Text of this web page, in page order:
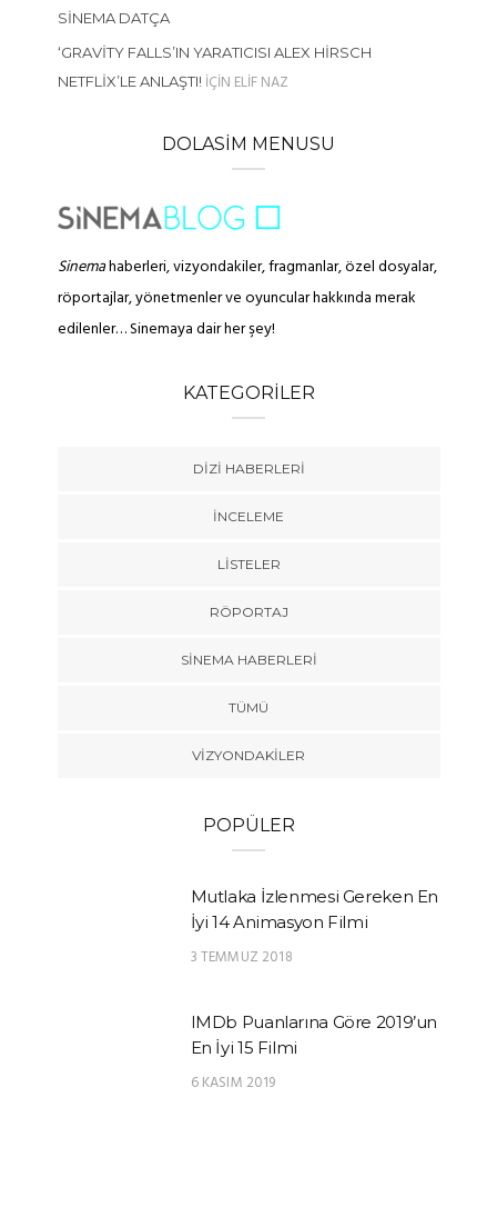
SINEMA DATÇA
‘GRAVITY FALLS’IN YARATICISI ALEX HIRSCH
NETFLIX’LE ANLAŞTI!IÇIN ELIF NAZ
DOLASIM MENUSU
Sinemahaberleri, vizyondakiler, fragmanlar, özel dosyalar,
röportajlar, yönetmenler ve oyuncular hakkında merak
edilenler… Sinemaya dair her şey!
KATEGORILER
DIZI HABERLERI
İNCELEME
LISTELER
RÖPORTAJ
SINEMA HABERLERI
TÜMÜ
VIZYONDAKILER
POPÜLER
Mutlaka İzlenmesi Gereken En
İyi 14 Animasyon Filmi
3 TEMMUZ 2018
IMDb Puanlarına Göre 2019’un
En İyi 15 Filmi
6 KASIM 2019